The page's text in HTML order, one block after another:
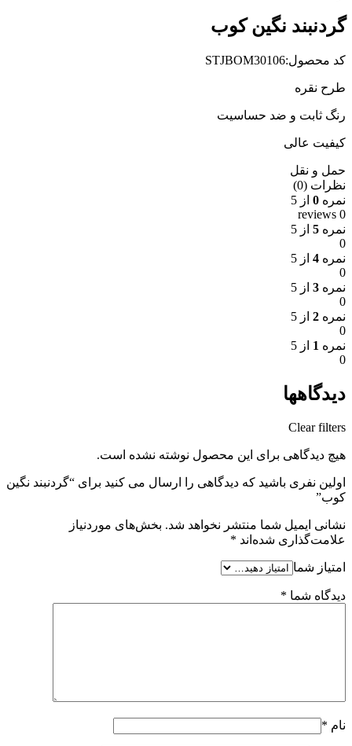
گردنبند نگین کوب
کد محصول:STJBOM30106
طرح نقره
رنگ ثابت و ضد حساسیت
کیفیت عالی
حمل و نقل
نظرات (0)
نمره 0 از 5
0 reviews
نمره 5 از 5
0
نمره 4 از 5
0
نمره 3 از 5
0
نمره 2 از 5
0
نمره 1 از 5
0
دیدگاهها
Clear filters
هیچ دیدگاهی برای این محصول نوشته نشده است.
اولین نفری باشید که دیدگاهی را ارسال می کنید برای “گردنبند نگین
کوب”
نشانی ایمیل شما منتشر نخواهد شد. بخش‌های موردنیاز
علامت‌گذاری شده‌اند *
امتیاز شما
دیدگاه شما *
نام *